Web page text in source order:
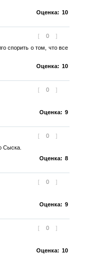
Оценка: 10
[ 0 ]
спорить о том, что все
Оценка: 10
[ 0 ]
Оценка: 9
[ 0 ]
Сыска.
Оценка: 8
[ 0 ]
Оценка: 9
[ 0 ]
Оценка: 10